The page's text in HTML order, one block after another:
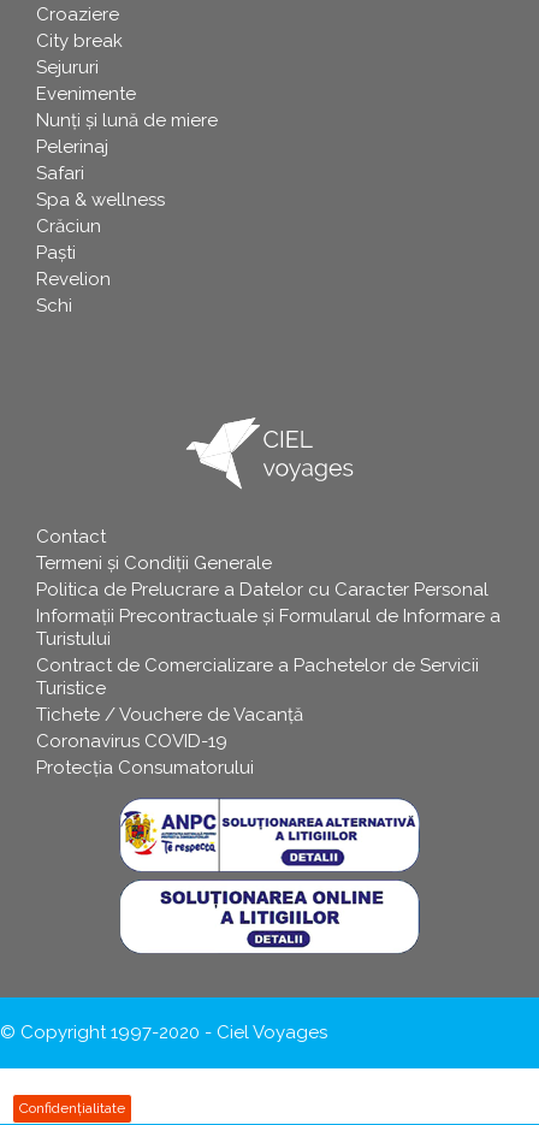
Croaziere
City break
Sejururi
Evenimente
Nunți și lună de miere
Pelerinaj
Safari
Spa & wellness
Crăciun
Paşti
Revelion
Schi
info
Contact
Termeni și Condiții Generale
Politica de Prelucrare a Datelor cu Caracter Personal
Informații Precontractuale și Formularul de Informare a
Turistului
Contract de Comercializare a Pachetelor de Servicii
Turistice
Tichete / Vouchere de Vacanță
Coronavirus COVID-19
Protecția Consumatorului
© Copyright 1997-2020 - Ciel Voyages
Confidențialitate